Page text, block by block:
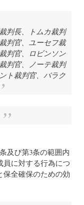
判長、トムカ裁判
判官、ユーセフ裁
判官、ロビンソン
判官、ノーテ裁判
ト裁判官、バラク
及び第3条の範囲内
に対する行為につ
保全確保のための効